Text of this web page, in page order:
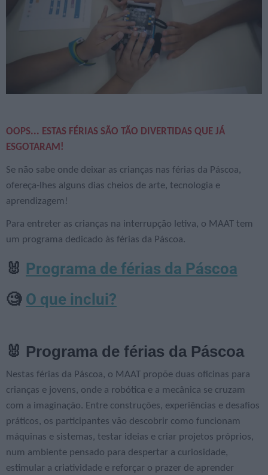
OOPS... ESTAS FÉRIAS SÃO TÃO DIVERTIDAS QUE JÁ
ESGOTARAM!
Se não sabe onde deixar as crianças nas férias da Páscoa,
ofereça-lhes alguns dias cheios de arte, tecnologia e
aprendizagem!
Para entreter as crianças na interrupção letiva, o MAAT tem
um programa dedicado às férias da Páscoa.
🐰 Programa de férias da Páscoa
🧐 O que inclui?
🐰 Programa de férias da Páscoa
Nestas férias da Páscoa, o MAAT propõe duas oficinas para
crianças e jovens, onde a robótica e a mecânica se cruzam
com a imaginação. Entre construções, experiências e desafios
práticos, os participantes vão descobrir como funcionam
máquinas e sistemas, testar ideias e criar projetos próprios,
num ambiente pensado para despertar a curiosidade,
estimular a criatividade e reforçar o prazer de aprender